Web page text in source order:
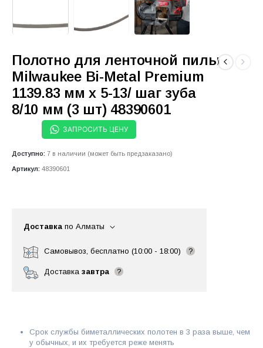
Полотно для ленточной пилы
Milwaukee Bi-Metal Premium
1139.83 мм x 5-13/ шаг зуба
8/10 мм (3 шт) 48390601
ЗАПРОСИТЬ ЦЕНУ
Доступно: 7 в наличии (может быть предзаказано)
Артикул: 48390601
Доставка по Алматы
Самовывоз, бесплатно (10:00 - 18:00) ?
Доставка завтра ?
Срок службы биметаллических полотен в 3 раза выше, чем
у обычных, и их требуется реже менять